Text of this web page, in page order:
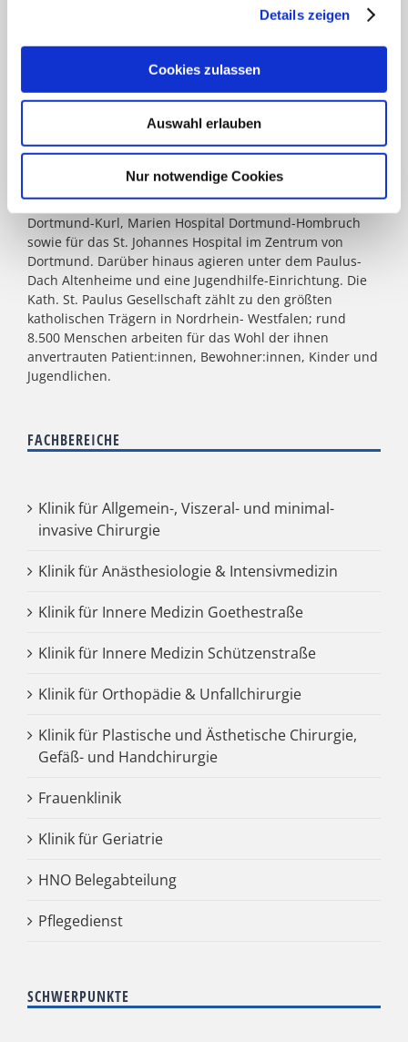
Details zeigen
Cookies zulassen
Auswahl erlauben
Nur notwendige Cookies
KATH. ST. PAULUS GESELLSCHAFT
Das Marienkrankenhaus Schwerte mit seinen zwei
Standorten gehört zurKath. St. Paulus Gesellschaft. Acht
weitere Krankenhäuser mit zusammen 2.900 Betten
zählen zum Verbund: St. Marien Hospital Lünen, St.
Castrop-Rauxel, St. Josefs Hospital Hörde, Katholisches
Krankenhaus Dortmund-West, St. Elisabeth Krankenhaus
Dortmund-Kurl, Marien Hospital Dortmund-Hombruch
sowie für das St. Johannes Hospital im Zentrum von
Dortmund. Darüber hinaus agieren unter dem Paulus-
Dach Altenheime und eine Jugendhilfe-Einrichtung. Die
Kath. St. Paulus Gesellschaft zählt zu den größten
katholischen Trägern in Nordrhein- Westfalen; rund
8.500 Menschen arbeiten für das Wohl der ihnen
anvertrauten Patient:innen, Bewohner:innen, Kinder und
Jugendlichen.
FACHBEREICHE
Klinik für Allgemein-, Viszeral- und minimal-
invasive Chirurgie
Klinik für Anästhesiologie & Intensivmedizin
Klinik für Innere Medizin Goethestraße
Klinik für Innere Medizin Schützenstraße
Klinik für Orthopädie & Unfallchirurgie
Klinik für Plastische und Ästhetische Chirurgie,
Gefäß- und Handchirurgie
Frauenklinik
Klinik für Geriatrie
HNO Belegabteilung
Pflegedienst
SCHWERPUNKTE